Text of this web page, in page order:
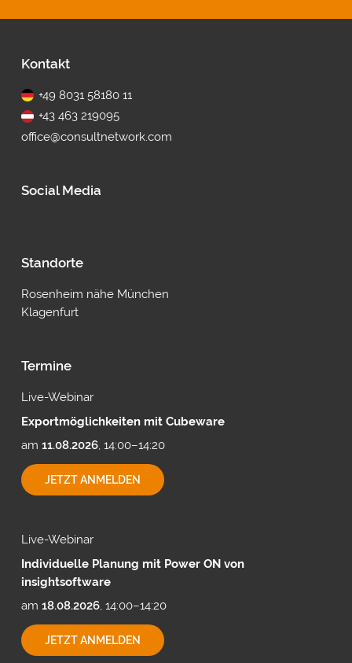
Fußbereich
Kontakt
+49 8031 58180 11
+43 463 219095
office@consultnetwork.com
Social Media
Standorte
Rosenheim nähe München
Klagenfurt
Termine
Live-Webinar
Exportmöglichkeiten mit Cubeware
am 11.08.2026, 14:00–14:20
JETZT ANMELDENEXPORTMÖGLICHKEITEN
MIT
Live-Webinar
Individuelle Planung mit Power ON von
insightsoftware
am 18.08.2026, 14:00–14:20
JETZT ANMELDENINDIVIDUELLE
PLANUNG